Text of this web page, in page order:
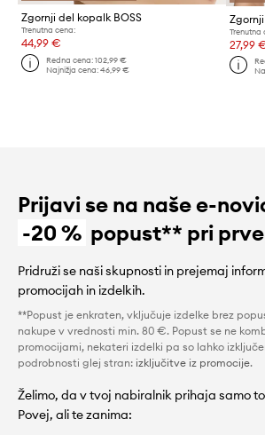
Zgornji del kopalk BOSS
Trenutna cena:
44,99 €
Redna cena:102,99 €
Najnižja cena:46,99 €
Trenutna
27,99
Prijavi se na naše e-
-20 % popust** pri
Pridruži se naši skupnosti in prejemaj
promocijah in izdelkih.
**Popust je enkraten, vključuje izdelke brez
nakupe v vrednosti min. 80 €. Popust se ne
promocijami, nekateri izdelki pa so lahko
podrobnosti glej stran: izključitve iz promocije.
Želimo, da v tvoj nabiralnik prihaja samo
Povej, ali te zanima: